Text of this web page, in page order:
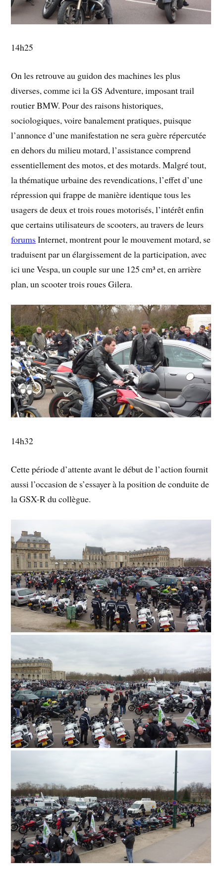
14h25
On les retrouve au guidon des machines les plus
diverses, comme ici la GS Adventure, imposant trail
routier BMW. Pour des raisons historiques,
sociologiques, voire banalement pratiques, puisque
l’annonce d’une manifestation ne sera guère répercutée
en dehors du milieu motard, l’assistance comprend
essentiellement des motos, et des motards. Malgré tout,
la thématique urbaine des revendications, l’effet d’une
répression qui frappe de manière identique tous les
usagers de deux et trois roues motorisés, l’intérêt enfin
que certains utilisateurs de scooters, au travers de leurs
forums Internet, montrent pour le mouvement motard, se
traduisent par un élargissement de la participation, avec
ici une Vespa, un couple sur une 125 cm³ et, en arrière
plan, un scooter trois roues Gilera.
14h32
Cette période d’attente avant le début de l’action fournit
aussi l’occasion de s’essayer à la position de conduite de
la GSX-R du collègue.